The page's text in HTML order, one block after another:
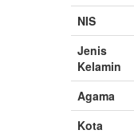
NIS
Jenis
Kelamin
Agama
Kota